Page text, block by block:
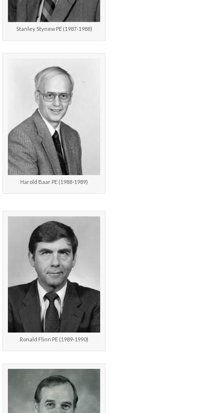
Stanley Stynew PE (1987-1988)
Harold Baar PE (1988-1989)
Ronald Flinn PE (1989-1990)